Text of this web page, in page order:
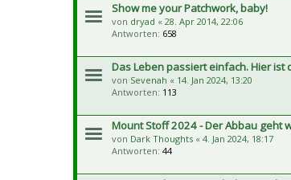
Show me your Patchwork, baby!
von dryad « 28. Apr 2014, 22:06
Antworten: 658
Das Leben passiert einfach. Hier ist
von Sevenah « 14. Jan 2024, 13:20
Antworten: 113
Mount Stoff 2024 - Der Abbau geht
von Dark Thoughts « 4. Jan 2024, 18:17
Antworten: 44